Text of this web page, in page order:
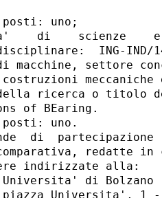
uno;
di    scienze
ING-IND/
macchine, settore
ricerca o titolo
of BEaring.
uno.
di  partecipazione
redatte
indirizzate alla:
di Bolzano
Universita', 1 -